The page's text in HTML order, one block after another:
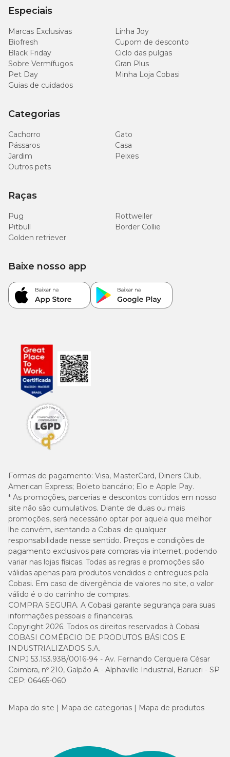
Especiais
Marcas Exclusivas
Linha Joy
Biofresh
Cupom de desconto
Black Friday
Ciclo das pulgas
Sobre Vermífugos
Gran Plus
Pet Day
Minha Loja Cobasi
Guias de cuidados
Categorias
Cachorro
Gato
Pássaros
Casa
Jardim
Peixes
Outros pets
Raças
Pug
Rottweiler
Pitbull
Border Collie
Golden retriever
Formas de pagamento: Visa, MasterCard, Diners Club,
American Express; Boleto bancário; Elo e Apple Pay.
* As promoções, parcerias e descontos contidos em nosso
site não são cumulativos. Diante de duas ou mais
promoções, será necessário optar por aquela que melhor
lhe convém, isentando a Cobasi de qualquer
responsabilidade nesse sentido. Preços e condições de
pagamento exclusivos para compras via internet, podendo
variar nas lojas físicas. Todas as regras e promoções são
válidas apenas para produtos vendidos e entregues pela
Cobasi. Em caso de divergência de valores no site, o valor
válido é o do carrinho de compras.
COMPRA SEGURA. A Cobasi garante segurança para suas
informações pessoais e financeiras.
Copyright 2026. Todos os direitos reservados à Cobasi.
COBASI COMÉRCIO DE PRODUTOS BÁSICOS E
INDUSTRIALIZADOS S.A.
CNPJ 53.153.938/0016-94 - Av. Fernando Cerqueira César
Coimbra, nº 210, Galpão A - Alphaville Industrial, Barueri - SP
CEP: 06465-060
Baixe nosso app
Mapa do site Mapa de categorias Mapa de produtos